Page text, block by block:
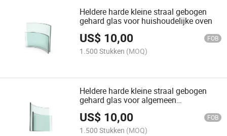
Heldere harde kleine straal gebogen
gehard glas voor huishoudelijke oven
US$ 10,00 FOB
1.500 Stukken (MOQ)
Heldere harde kleine straal gebogen
gehard glas voor algemeen
commercieel fornuis
US$ 10,00 FOB
1.500 Stukken (MOQ)